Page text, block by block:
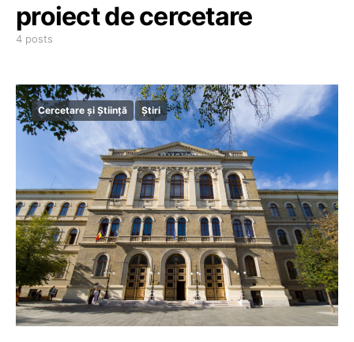
proiect de cercetare
4 posts
Cercetare și Știință Știri